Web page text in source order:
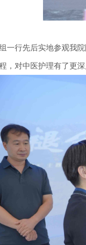
行先后实地参观我院
，对中医护理有了更